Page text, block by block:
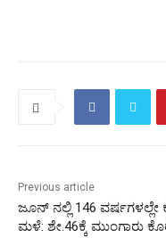
Previous article
ಜೂನ್ ನಲ್ಲಿ 146 ವರ್ಷಗಳಲ್ಲೇ
ಮಳೆ: ಶೇ.46ಕ್ಕೆ ಮುಂಗಾರು